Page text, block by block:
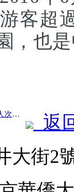
客超
，也
前一篇：深圳機場口岸今年出入境人次突破300萬，創歷史同期新高
返
大街2